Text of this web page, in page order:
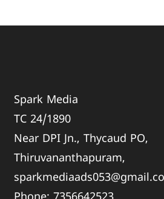
Spark Media
TC 24/1890
Near DPI Jn., Thycaud PO,
Thiruvananthapuram,